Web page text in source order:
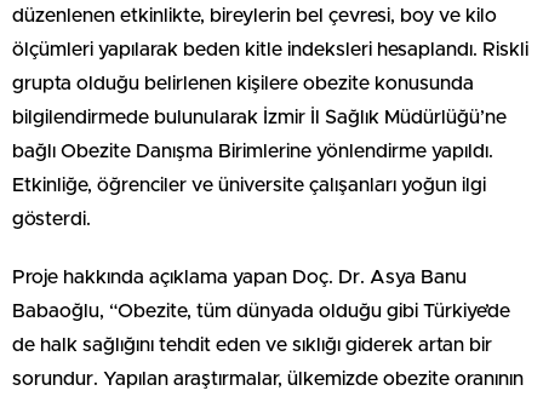
düzenlenen etkinlikte, bireylerin bel çevresi, boy ve kilo
ölçümleri yapılarak beden kitle indeksleri hesaplandı. Riskli
grupta olduğu belirlenen kişilere obezite konusunda
bilgilendirmede bulunularak İzmir İl Sağlık Müdürlüğü’ne
bağlı Obezite Danışma Birimlerine yönlendirme yapıldı.
Etkinliğe, öğrenciler ve üniversite çalışanları yoğun ilgi
gösterdi.
Proje hakkında açıklama yapan Doç. Dr. Asya Banu
Babaoğlu, “Obezite, tüm dünyada olduğu gibi Türkiye’de
de halk sağlığını tehdit eden ve sıklığı giderek artan bir
sorundur. Yapılan araştırmalar, ülkemizde obezite oranının